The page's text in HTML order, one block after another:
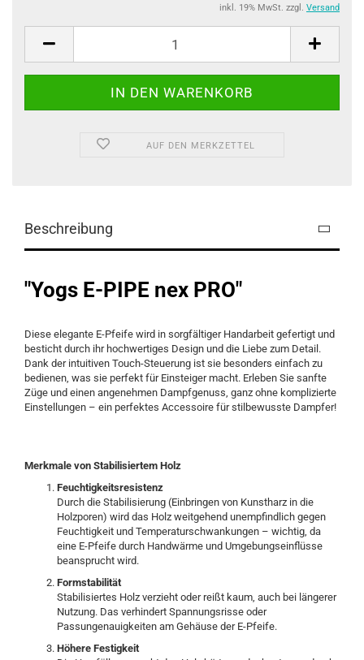
inkl. 19% MwSt. zzgl. Versand
AUF DEN MERKZETTEL
Beschreibung
"Yogs E-PIPE nex PRO"
Diese elegante E-Pfeife wird in sorgfältiger Handarbeit gefertigt und
besticht durch ihr hochwertiges Design und die Liebe zum Detail.
Dank der intuitiven Touch-Steuerung ist sie besonders einfach zu
bedienen, was sie perfekt für Einsteiger macht. Erleben Sie sanfte
Züge und einen angenehmen Dampfgenuss, ganz ohne komplizierte
Einstellungen – ein perfektes Accessoire für stilbewusste Dampfer!
Merkmale von Stabilisiertem Holz
Feuchtigkeitsresistenz
Durch die Stabilisierung (Einbringen von Kunstharz in die
Holzporen) wird das Holz weitgehend unempfindlich gegen
Feuchtigkeit und Temperaturschwankungen – wichtig, da
eine E-Pfeife durch Handwärme und Umgebungseinflüsse
beansprucht wird.
Formstabilität
Stabilisiertes Holz verzieht oder reißt kaum, auch bei längerer
Nutzung. Das verhindert Spannungsrisse oder
Passungenauigkeiten am Gehäuse der E-Pfeife.
Höhere Festigkeit